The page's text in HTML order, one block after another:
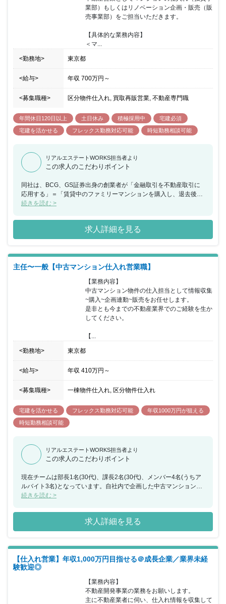
業部）もしくはリノベーション企画・販売（販
売事業部）をご担当いただきます。
【具体的な業務内容】
＜マ...
<勤務地> 東京都
<給与> 年収 700万円 ～
<募集職種> 区分物件仕入れ, 買取再販営業, 不動産専門職
年間休日120日以上 土日休み 積極採用中
宅建必須
宅建を活かせる
フレックス勤務対応可能 時短勤務相談可能
リアルエステートWORKS担当者より
この求人のこだわりポイント
同社は、BCG、GS証券出身の創業者が「金融取引を不動産取引に
応用する」＝「賃貸中のファミリーマンションを購入し、退去後に
リノベーションを行って販売する」というユニークなビジネスモデ
ョン価格の高騰、住宅ローン金利の低下等の追い風を受けて、中古
マンション市場も拡大する中、直近では営業展開エリアを全国に拡
大し、中古マンション業界のリーディングカンパニーとして牽引し
業部）もしくはリノベーション企画・販売（販売事業部）をお任せ
できる方を募集することとなりました。 不動産仲介会社様を訪問し
物件を再販売するために、リノベーションの企画、周辺環境やマー
ケット調査、販売物件の契約決済業務など幅広い業務を行っていた
だきます。 2021年には業界NO1の売上規模となりさらなる拡大に
向け、事業を展開しており、経験豊富な方を採用し、ご活躍いただ
きながら将来的には、マネジメント業務にも携わっていただきたい
等、異業種からの転職者も多く、「いかにも不動産会社」のような
雰囲気はなく、なじみやすい環境が特徴です。また、メリハリを持
というスタイルのため、平均残業時間は18時間/月程度となってい
続きを読む >
求人詳細を見る
主任〜一般【中古マンション仕入れ営業職】
【業務内容】
中古マンション物件の仕入担当として情報収集
~購入~企画連動~販売をお任せします。
是非とも今までの不動産業界でのご経験を生か
してください。
【...
<勤務地> 東京都
<給与> 年収 410万円 ～
<募集職種> 一棟物件仕入れ, 区分物件仕入れ
宅建を活かせる フレックス勤務対応可能
年収1000万円が狙える
時短勤務相談可能
リアルエステートWORKS担当者より
この求人のこだわりポイント
現在チームは部長1名(30代)、課長2名(30代)、メンバー4名(うちア
ルバイト3名)となっています。自社内で企画した中古マンションを
リノベーションし、若い夫婦向けに販売。自社の強みを最大限活か
客にフィットする物件づくり」をテーマに、「シンプル。収納。ス
マート動線。」にこだわり、徹底的に主婦目線で家事がしやすい、
収納が多い、開放感ある空間の演出を実現。ご家族の理想の暮らし
続きを読む >
求人詳細を見る
【仕入れ営業】年収1,000万円目指せる＠成長企業／業界未経
験歓迎◎
【業務内容】
不動産開発事業の業務をお願いします。
主に不動産業者に伺い、仕入れ情報を収集して